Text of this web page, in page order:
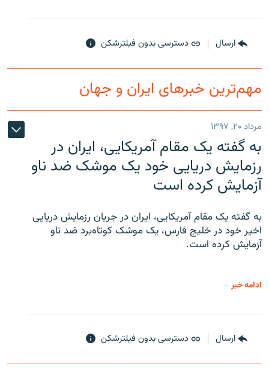
ارسال دسترسی بدون فیلترشکن
مهم‌ترین خبرهای ایران و جهان
مرداد ۲۰, ۱۳۹۷
به گفته یک مقام آمریکایی، ایران در
رزمایش دریایی خود یک موشک ضد ناو
آزمایش کرده است
به گفته یک مقام آمریکایی، ایران در جریان رزمایش دریایی
اخیر خود در خلیج فارس، یک موشک کوتاه‌برد ضد ناو
آزمایش کرده است.
ادامه خبر
ارسال دسترسی بدون فیلترشکن